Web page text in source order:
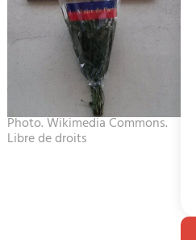
Photo. Wikimedia Commons.
Libre de droits